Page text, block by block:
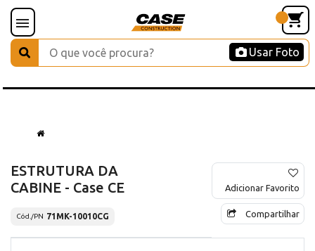
Usar Foto
ESTRUTURA DA
CABINE - Case CE
Cód./PN 71MK-10010CG
Adicionar Favorito
Compartilhar